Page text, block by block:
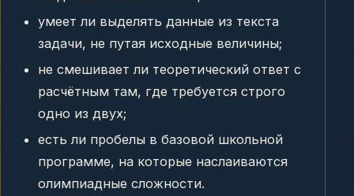
умеет ли выделять данные из текста
задачи, не путая исходные величины;
не смешивает ли теоретический ответ с
расчётным там, где требуется строго
одно из двух;
есть ли пробелы в базовой школьной
программе, на которые наслаиваются
олимпиадные сложности.